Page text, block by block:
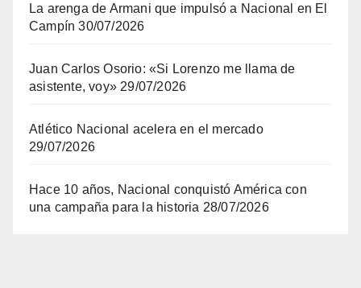
La arenga de Armani que impulsó a Nacional en El
Campín 30/07/2026
Juan Carlos Osorio: «Si Lorenzo me llama de
asistente, voy» 29/07/2026
Atlético Nacional acelera en el mercado
29/07/2026
Hace 10 años, Nacional conquistó América con
una campaña para la historia 28/07/2026